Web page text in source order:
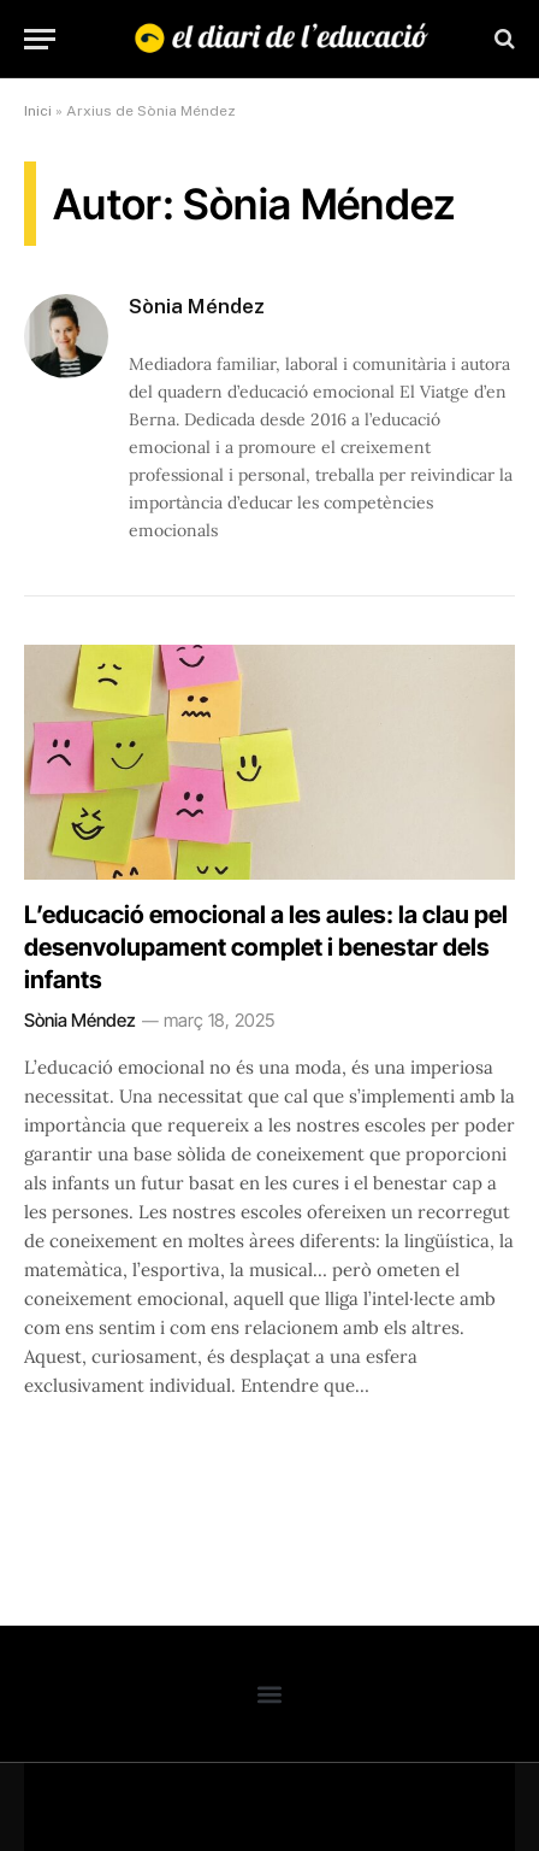
Inici » Arxius de Sònia Méndez
Autor: Sònia Méndez
Sònia Méndez
Mediadora familiar, laboral i comunitària i autora
del quadern d’educació emocional El Viatge d’en
Berna. Dedicada desde 2016 a l’educació
emocional i a promoure el creixement
professional i personal, treballa per reivindicar la
importància d’educar les competències
emocionals
L’educació emocional a les aules: la clau pel
desenvolupament complet i benestar dels
infants
Sònia Méndez març 18, 2025
L’educació emocional no és una moda, és una imperiosa
necessitat. Una necessitat que cal que s’implementi amb la
importància que requereix a les nostres escoles per poder
garantir una base sòlida de coneixement que proporcioni
als infants un futur basat en les cures i el benestar cap a
les persones. Les nostres escoles ofereixen un recorregut
de coneixement en moltes àrees diferents: la lingüística, la
matemàtica, l’esportiva, la musical… però ometen el
coneixement emocional, aquell que lliga l’intel·lecte amb
com ens sentim i com ens relacionem amb els altres.
Aquest, curiosament, és desplaçat a una esfera
exclusivament individual. Entendre que…